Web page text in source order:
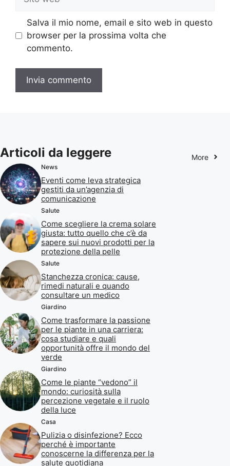
web
Salva il mio nome, email e sito web in questo
browser per la prossima volta che
commento.
Articoli da leggere More
News
Eventi come leva strategica
gestiti da un’agenzia di
comunicazione
Salute
Come scegliere la crema solare
giusta: tutto quello che c’è da
sapere sui nuovi prodotti per la
protezione della pelle
Salute
Stanchezza cronica: cause,
rimedi naturali e quando
consultare un medico
Giardino
Come trasformare la passione
per le piante in una carriera:
cosa studiare e quali
opportunità offre il mondo del
verde
Giardino
Come le piante “vedono” il
mondo: curiosità sulla
percezione vegetale e il ruolo
della luce
Casa
Pulizia o disinfezione? Ecco
perché è importante
conoscerne la differenza per la
salute quotidiana